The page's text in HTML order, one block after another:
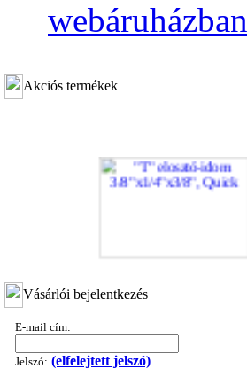
webáruházban
Akciós termékek
---------
Vásárlói bejelentkezés
E-mail cím:
Jelszó: (elfelejtett jelszó)